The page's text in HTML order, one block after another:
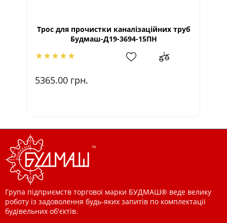
Трос для прочистки каналізаційних труб
Будмаш-Д19-3694-15ПН
5365.00 грн.
Група підприємств торгової марки БУДМАШ® веде велику
роботу із задоволення будь-яких запитів по комплектації
будівельних об'єктів.